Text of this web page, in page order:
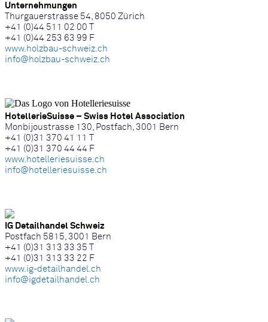
Unternehmungen
Thurgauerstrasse 54, 8050 Zürich
+41 (0)44 511 02 00 T
+41 (0)44 253 63 99 F
www.holzbau-schweiz.ch
info@holzbau-schweiz.ch
HotellerieSuisse – Swiss Hotel Association
Monbijoustrasse 130, Postfach, 3001 Bern
+41 (0)31 370 41 11 T
+41 (0)31 370 44 44 F
www.hotelleriesuisse.ch
info@hotelleriesuisse.ch
IG Detailhandel Schweiz
Postfach 5815, 3001 Bern
+41 (0)31 313 33 35 T
+41 (0)31 313 33 22 F
www.ig-detailhandel.ch
info@igdetailhandel.ch